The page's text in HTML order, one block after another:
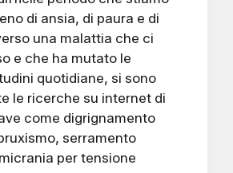
di ansia, di paura e di
una malattia che ci
e che ha mutato le
quotidiane, si sono
le ricerche su internet di
come digrignamento
serramento
per tensione